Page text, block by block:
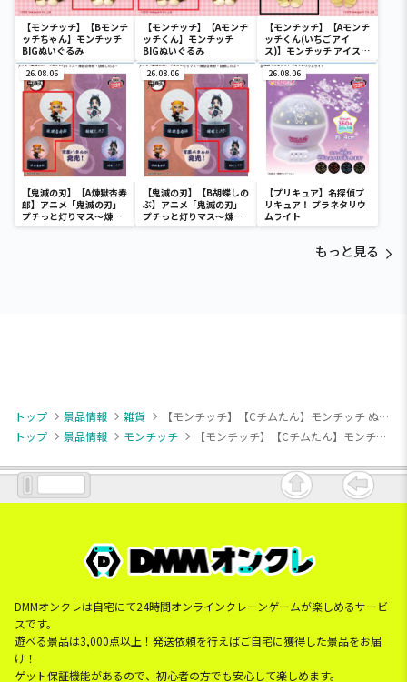
【モンチッチ】【Bモンチ
ッチちゃん】モンチッチ
BIGぬいぐるみ
【モンチッチ】【Aモンチ
ッチくん】モンチッチ
BIGぬいぐるみ
【モンチッチ】【Aモンチ
ッチくん(いちごアイ
ス)】モンチッチ アイス大
好き BIGぬいぐるみ
26.08.06
【鬼滅の刃】【A煉獄杏寿
郎】アニメ「鬼滅の刃」
プチっと灯りマス～煉獄
杏寿郎・胡蝶しのぶ～
26.08.06
【鬼滅の刃】【B胡蝶しの
ぶ】アニメ「鬼滅の刃」
プチっと灯りマス～煉獄
杏寿郎・胡蝶しのぶ～
26.08.06
【プリキュア】名探偵プ
リキュア！ プラネタリウ
ムライト
もっと見る
トップ 景品情報 雑貨
【モンチッチ】【Cチムたん】モンチッチ ぬいぐるみミラー
トップ
景品情報 モンチッチ 【モンチッチ】【Cチムたん】モンチッチ ぬいぐるみミラー
DMMオンクレは自宅にて24時間オンラインクレーンゲームが楽しめるサービ
スです。
遊べる景品は3,000点以上！発送依頼を行えばご自宅に獲得した景品をお届
け！
ゲット保証機能があるので、初心者の方でも安心して楽しめます。